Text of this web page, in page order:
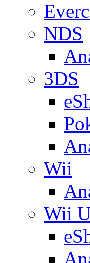
NDS
3DS
Wii
Wii